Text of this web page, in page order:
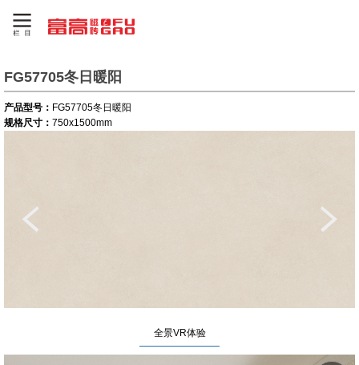
FG57705冬日暖阳
产品型号： FG57705冬日暖阳
规格尺寸： 750x1500mm
全景VR体验